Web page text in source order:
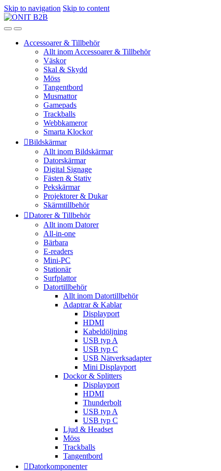
Skip to navigation Skip to content
Accessoarer & Tillbehör
Allt inom Accessoarer & Tillbehör
Väskor
Skal & Skydd
Möss
Tangentbord
Musmattor
Gamepads
Trackballs
Webbkameror
Smarta Klockor
Bildskärmar
Allt inom Bildskärmar
Datorskärmar
Digital Signage
Fästen & Stativ
Pekskärmar
Projektorer & Dukar
Skärmtillbehör
Datorer & Tillbehör
Allt inom Datorer
All-in-one
Bärbara
E-readers
Mini-PC
Stationär
Surfplattor
Datortillbehör
Allt inom Datortillbehör
Adaptrar & Kablar
Displayport
HDMI
Kabeldöljning
USB typ A
USB typ C
USB Nätverksadapter
Mini Displayport
Dockor & Splitters
Displayport
HDMI
Thunderbolt
USB typ A
USB typ C
Ljud & Headset
Möss
Trackballs
Tangentbord
Datorkomponenter